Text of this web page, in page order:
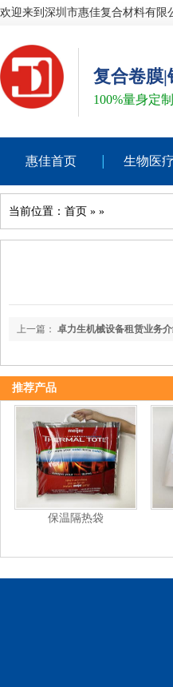
欢迎来到深圳市惠佳复合材料有限
复合卷膜|
100%量身定
惠佳首页 生物医
当前位置： 首页 » »
上一篇： 卓力生机械设备租赁业务
推荐产品
保温隔热袋